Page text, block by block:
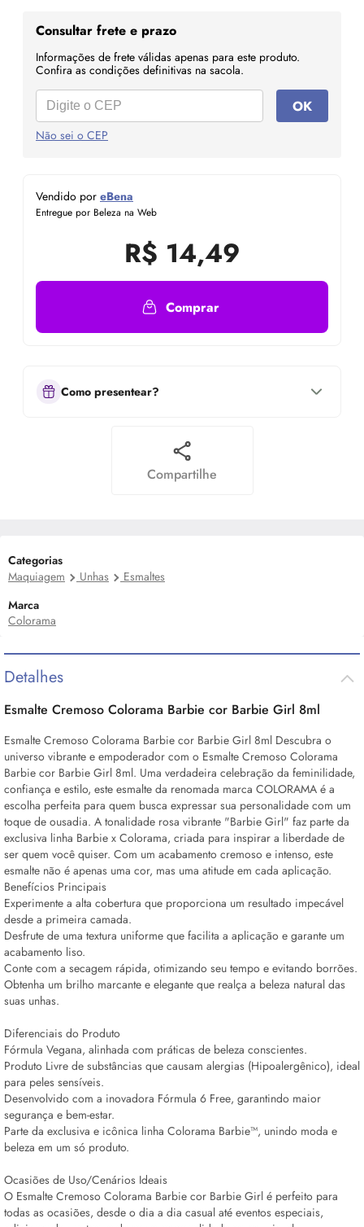
Consultar frete e prazo
Informações de frete válidas apenas para este produto.
Confira as condições definitivas na sacola.
OK
Não sei o CEP
Vendido por eBena
Entregue por Beleza na Web
R$ 14,49
Comprar
Como presentear?
Compartilhe
Categorias
Maquiagem
Unhas
Esmaltes
Marca
Colorama
Detalhes
Esmalte Cremoso Colorama Barbie cor Barbie Girl 8ml
Esmalte Cremoso Colorama Barbie cor Barbie Girl 8ml Descubra o
universo vibrante e empoderador com o Esmalte Cremoso Colorama
Barbie cor Barbie Girl 8ml. Uma verdadeira celebração da feminilidade,
confiança e estilo, este esmalte da renomada marca COLORAMA é a
escolha perfeita para quem busca expressar sua personalidade com um
toque de ousadia. A tonalidade rosa vibrante "Barbie Girl" faz parte da
exclusiva linha Barbie x Colorama, criada para inspirar a liberdade de
ser quem você quiser. Com um acabamento cremoso e intenso, este
esmalte não é apenas uma cor, mas uma atitude em cada aplicação.
Benefícios Principais
Experimente a alta cobertura que proporciona um resultado impecável
desde a primeira camada.
Desfrute de uma textura uniforme que facilita a aplicação e garante um
acabamento liso.
Conte com a secagem rápida, otimizando seu tempo e evitando borrões.
Obtenha um brilho marcante e elegante que realça a beleza natural das
suas unhas.
Diferenciais do Produto
Fórmula Vegana, alinhada com práticas de beleza conscientes.
Produto Livre de substâncias que causam alergias (Hipoalergênico), ideal
para peles sensíveis.
Desenvolvido com a inovadora Fórmula 6 Free, garantindo maior
segurança e bem-estar.
Parte da exclusiva e icônica linha Colorama Barbie™, unindo moda e
beleza em um só produto.
Ocasiões de Uso/Cenários Ideais
O Esmalte Cremoso Colorama Barbie cor Barbie Girl é perfeito para
todas as ocasiões, desde o dia a dia casual até eventos especiais,